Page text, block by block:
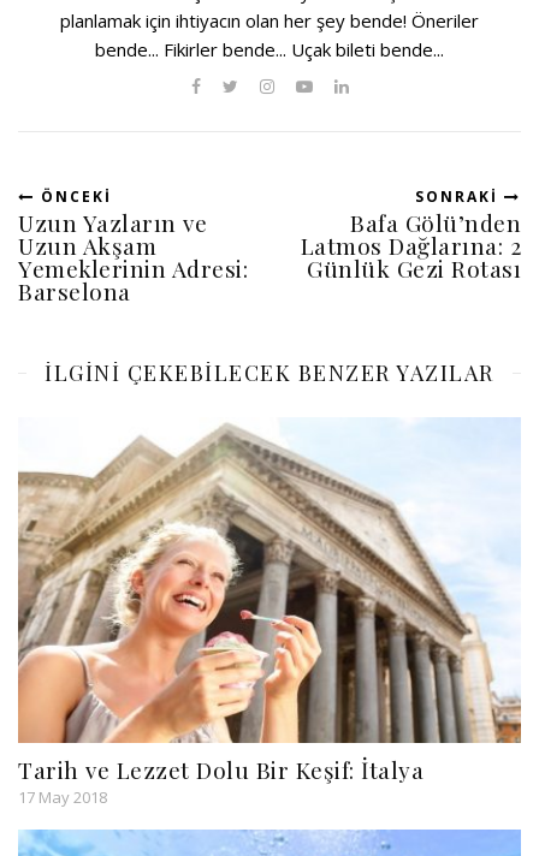
planlamak için ihtiyacın olan her şey bende! Öneriler
bende... Fikirler bende... Uçak bileti bende...
ÖNCEKI
Uzun Yazların ve
Uzun Akşam
Yemeklerinin Adresi:
Barselona
SONRAKI
Bafa Gölü’nden
Latmos Dağlarına: 2
Günlük Gezi Rotası
ILGINI ÇEKEBILECEK BENZER YAZILAR
Tarih ve Lezzet Dolu Bir Keşif: İtalya
17 May 2018